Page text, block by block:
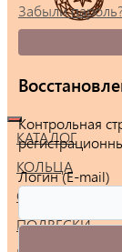
КАТАЛОГ
КОЛЬЦА
СЕРЬГИ
ПОДВЕСКИ
Забыли
Контрольная
Логин (E-mail)